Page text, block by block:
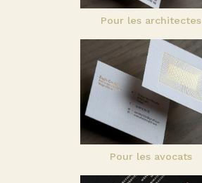
Pour les architectes
Pour les avocats